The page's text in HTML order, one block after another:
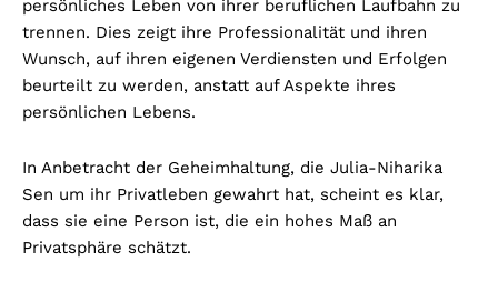
persönliches Leben von ihrer beruflichen Laufbahn zu
trennen. Dies zeigt ihre Professionalität und ihren
Wunsch, auf ihren eigenen Verdiensten und Erfolgen
beurteilt zu werden, anstatt auf Aspekte ihres
persönlichen Lebens.
In Anbetracht der Geheimhaltung, die Julia-Niharika
Sen um ihr Privatleben gewahrt hat, scheint es klar,
dass sie eine Person ist, die ein hohes Maß an
Privatsphäre schätzt.